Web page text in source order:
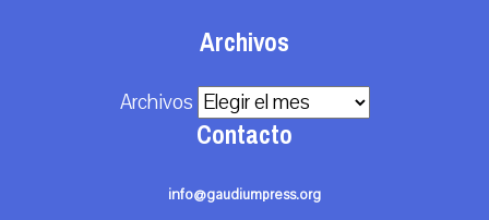
Archivos
Archivos
Contacto
info@gaudiumpress.org